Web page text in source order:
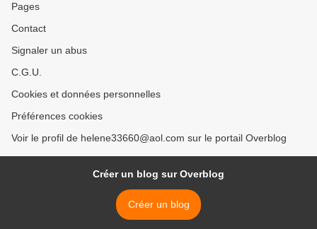
Pages
Contact
Signaler un abus
C.G.U.
Cookies et données personnelles
Préférences cookies
Voir le profil de helene33660@aol.com sur le portail Overblog
Créer un blog sur Overblog
Créer un blog